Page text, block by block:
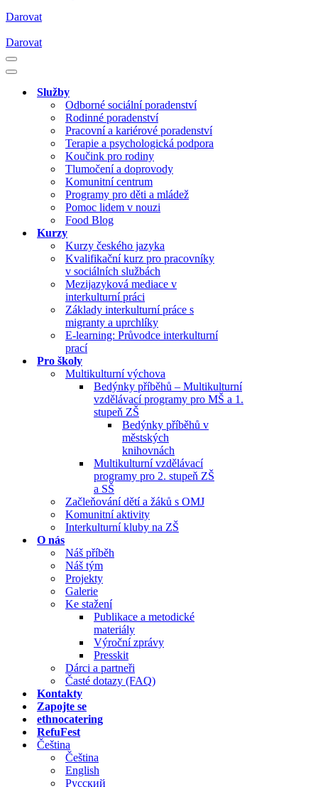
Darovat
Darovat
Navigační
menu
Navigační
Služby
Odborné sociální poradenství
Rodinné poradenství
Pracovní a kariérové poradenství
Terapie a psychologická podpora
Koučink pro rodiny
Tlumočení a doprovody
Komunitní centrum
Programy pro děti a mládež
Pomoc lidem v nouzi
Food Blog
Kurzy
Kurzy českého jazyka
Kvalifikační kurz pro pracovníky
v sociálních službách
Mezijazyková mediace v
interkulturní práci
Základy interkulturní práce s
migranty a uprchlíky
E-learning: Průvodce interkulturní
prací
Pro školy
Multikulturní výchova
Bedýnky příběhů – Multikulturní
vzdělávací programy pro MŠ a 1.
stupeň ZŠ
Bedýnky příběhů v
městských
knihovnách
Multikulturní vzdělávací
programy pro 2. stupeň ZŠ
a SŠ
Začleňování dětí a žáků s OMJ
Komunitní aktivity
Interkulturní kluby na ZŠ
O nás
Náš příběh
Náš tým
Projekty
Galerie
Ke stažení
Publikace a metodické
materiály
Výroční zprávy
Presskit
Dárci a partneři
Časté dotazy (FAQ)
Kontakty
Zapojte se
ethnocatering
RefuFest
Čeština
Čeština
English
Русский